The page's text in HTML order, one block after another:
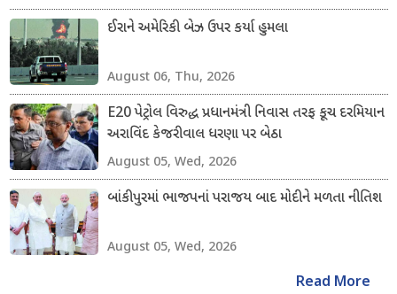
ઈરાને અમેરિકી બેઝ ઉપર કર્યા હુમલા
August 06, Thu, 2026
E20 પેટ્રોલ વિરુદ્ધ પ્રધાનમંત્રી નિવાસ તરફ કૂચ દરમિયાન
અરાવિંદ કેજરીવાલ ધરણા પર બેઠા
August 05, Wed, 2026
બાંકીપુરમાં ભાજપનાં પરાજય બાદ મોદીને મળતા નીતિશ
August 05, Wed, 2026
Read More